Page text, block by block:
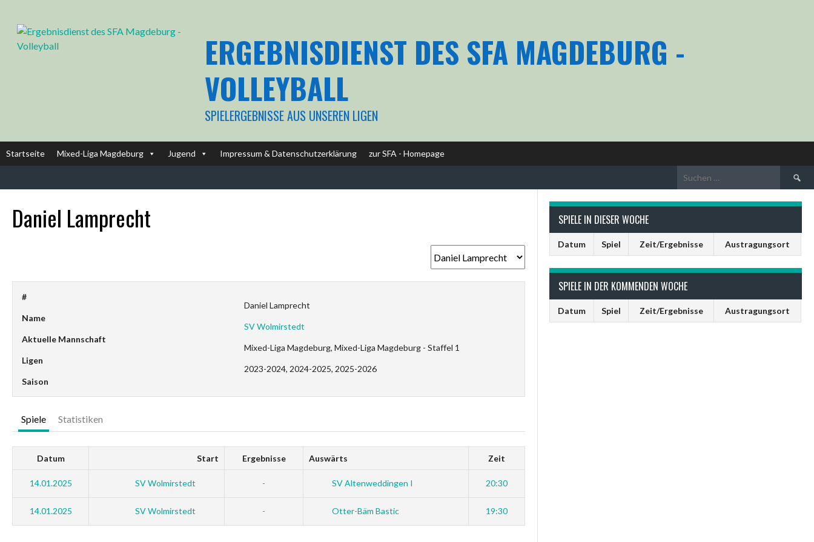
Inhalt
ERGEBNISDIENST DES SFA MAGDEBURG -
VOLLEYBALL
SPIELERGEBNISSE AUS UNSEREN LIGEN
Startseite Mixed-Liga Magdeburg Jugend Impressum & Datenschutzerklärung zur SFA - Homepage
Suchen
nach:
Daniel Lamprecht
#
Name
Daniel Lamprecht
Aktuelle Mannschaft
SV Wolmirstedt
Ligen
Mixed-Liga Magdeburg, Mixed-Liga Magdeburg - Staffel 1
Saison
2023-2024, 2024-2025, 2025-2026
Spiele Statistiken
Datum Start Ergebnisse Auswärts Zeit
14.01.2025 SV Wolmirstedt - SV Altenweddingen I 20:30
14.01.2025 SV Wolmirstedt - Otter-Bäm Bastic 19:30
SPIELE IN DIESER WOCHE
Datum Spiel Zeit/Ergebnisse Austragungsort
SPIELE IN DER KOMMENDEN WOCHE
Datum Spiel Zeit/Ergebnisse Austragungsort